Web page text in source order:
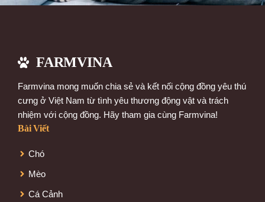
FARMVINA
Farmvina mong muốn chia sẻ và kết nối cộng đồng yêu thú
cưng ở Việt Nam từ tình yêu thương động vật và trách
nhiệm với cộng đồng. Hãy tham gia cùng Farmvina!
Bài Viết
Chó
Mèo
Cá Cảnh